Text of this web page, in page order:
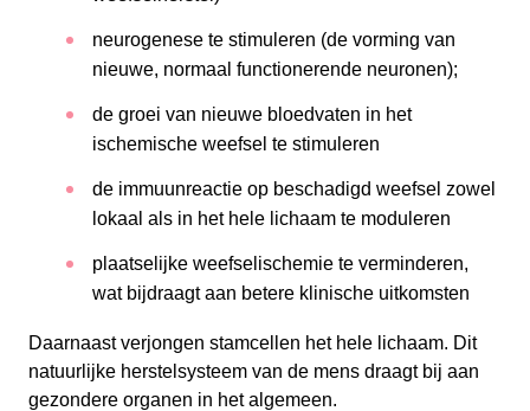
neurogenese te stimuleren (de vorming van
nieuwe, normaal functionerende neuronen);
de groei van nieuwe bloedvaten in het
ischemische weefsel te stimuleren
de immuunreactie op beschadigd weefsel zowel
lokaal als in het hele lichaam te moduleren
plaatselijke weefselischemie te verminderen,
wat bijdraagt aan betere klinische uitkomsten
Daarnaast verjongen stamcellen het hele lichaam. Dit
natuurlijke herstelsysteem van de mens draagt bij aan
gezondere organen in het algemeen.